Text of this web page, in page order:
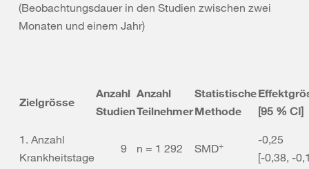
(Beobachtungsdauer in den Studien zwischen zwei
Monaten und einem Jahr)
Zielgrösse
Anzahl
Studien
Anzahl
Teilnehmer
Statistische
Methode
[95 % CI]
1. Anzahl
Krankheitstage
9 n = 1 292 SMD+
-0,25
[-0,38, -